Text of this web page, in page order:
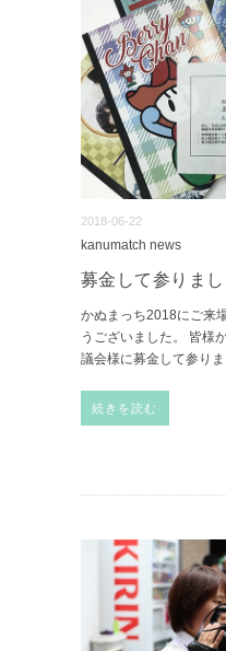
2018-06-22
kanumatch news
募金して参りまし
かぬまっち2018にご来
うございました。 皆様
議会様に募金して参り
続きを読む